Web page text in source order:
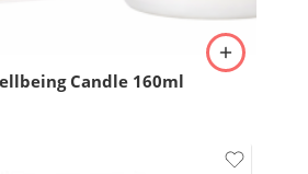
Candle 160ml